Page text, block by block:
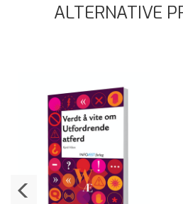
ALTERNATIVE